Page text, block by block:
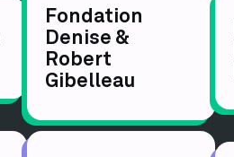
Fondation
Denise &
Robert
Gibelleau